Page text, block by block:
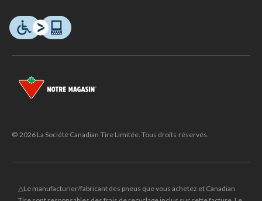
© 2026 La Société Canadian Tire Limitée. Tous droits réservés.
△Le manufacturier/fabricant des pneus que vous achetez et Canadian